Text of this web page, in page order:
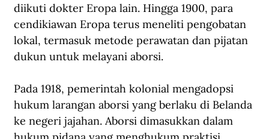
diikuti dokter Eropa lain. Hingga 1900, para
cendikiawan Eropa terus meneliti pengobatan
lokal, termasuk metode perawatan dan pijatan
dukun untuk melayani aborsi.
Pada 1918, pemerintah kolonial mengadopsi
hukum larangan aborsi yang berlaku di Belanda
ke negeri jajahan. Aborsi dimasukkan dalam